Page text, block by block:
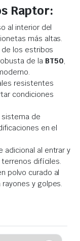
Raptor:
al interior del
más altas.
de los estribos
de la BT50,
resistentes
condiciones
sistema de
en el
adicional al entrar y
difíciles.
polvo curado al
y golpes.